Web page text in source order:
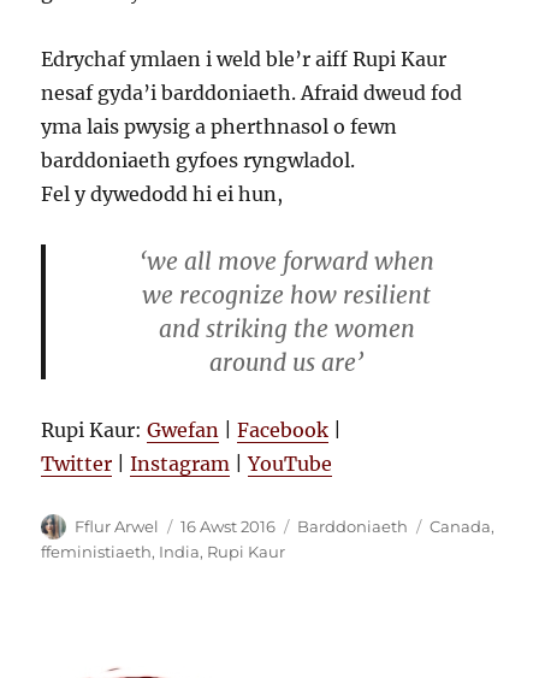
Edrychaf ymlaen i weld ble’r aiff Rupi Kaur
nesaf gyda’i barddoniaeth. Afraid dweud fod
yma lais pwysig a pherthnasol o fewn
barddoniaeth gyfoes ryngwladol.
Fel y dywedodd hi ei hun,
‘we all move forward when
we recognize how resilient
and striking the women
around us are’
Rupi Kaur:Gwefan |Facebook
Twitter |Instagram |YouTube
Awdur
Fflur Arwel
Cofnodwyd
ar
16 Awst 2016 Categorïau
Barddoniaeth Tagiau
Canada,
ffeministiaeth, India, Rupi Kaur